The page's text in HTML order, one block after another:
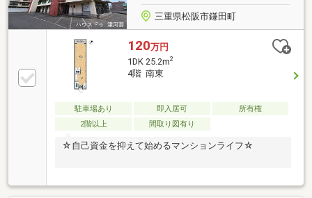
三重県松阪市鎌田町
120万円
1DK 25.2m2
4階 南東
駐車場あり 即入居可
所有権
2階以上
間取り図有り
☆自己資金を抑えて始めるマンションライフ☆